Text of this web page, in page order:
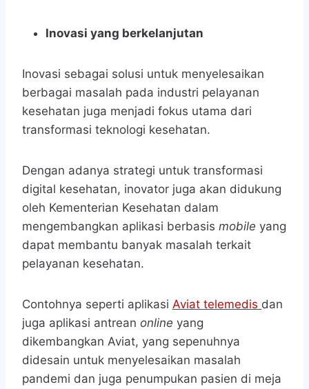
Inovasi yang berkelanjutan
Inovasi sebagai solusi untuk menyelesaikan
berbagai masalah pada industri pelayanan
kesehatan juga menjadi fokus utama dari
transformasi teknologi kesehatan.
Dengan adanya strategi untuk transformasi
digital kesehatan, inovator juga akan didukung
oleh Kementerian Kesehatan dalam
mengembangkan aplikasi berbasis mobile yang
dapat membantu banyak masalah terkait
pelayanan kesehatan.
Contohnya seperti aplikasi Aviat telemedis dan
juga aplikasi antrean online yang
dikembangkan Aviat, yang sepenuhnya
didesain untuk menyelesaikan masalah
pandemi dan juga penumpukan pasien di meja